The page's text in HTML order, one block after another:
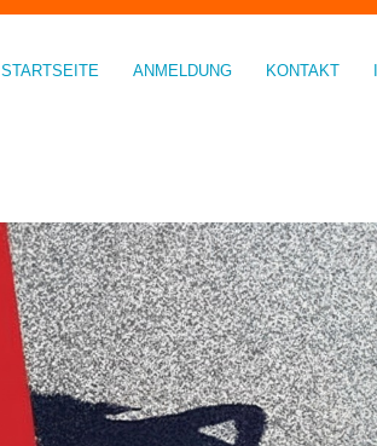
STARTSEITE ANMELDUNG KONTAKT